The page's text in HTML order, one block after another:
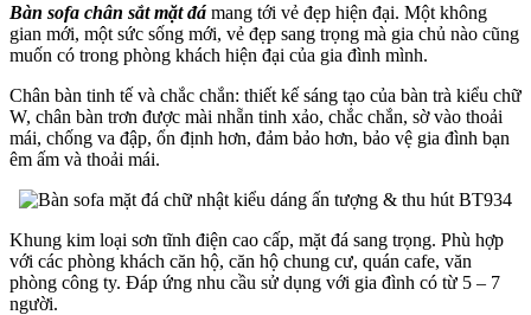
Bàn sofa chân sắt mặt đá mang tới vẻ đẹp hiện đại. Một không
gian mới, một sức sống mới, vẻ đẹp sang trọng mà gia chủ nào cũng
muốn có trong phòng khách hiện đại của gia đình mình.
Chân bàn tinh tế và chắc chắn: thiết kế sáng tạo của bàn trà kiểu chữ
W, chân bàn trơn được mài nhẵn tinh xảo, chắc chắn, sờ vào thoải
mái, chống va đập, ổn định hơn, đảm bảo hơn, bảo vệ gia đình bạn
êm ấm và thoải mái.
Khung kim loại sơn tĩnh điện cao cấp, mặt đá sang trọng. Phù hợp
với các phòng khách căn hộ, căn hộ chung cư, quán cafe, văn
phòng công ty. Đáp ứng nhu cầu sử dụng với gia đình có từ 5 – 7
người.